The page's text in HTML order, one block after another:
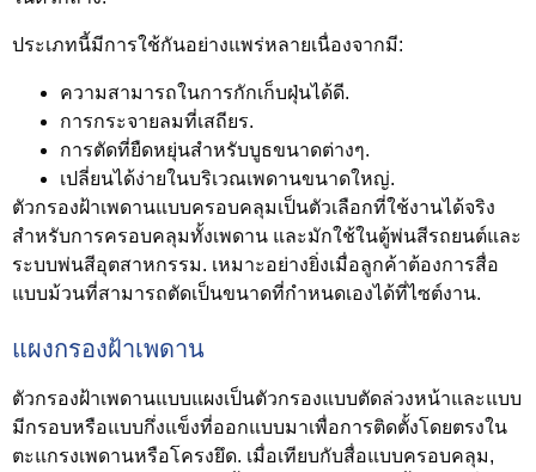
ประเภทนี้มีการใช้กันอย่างแพร่หลายเนื่องจากมี:
ความสามารถในการกักเก็บฝุ่นได้ดี.
การกระจายลมที่เสถียร.
การตัดที่ยืดหยุ่นสำหรับบูธขนาดต่างๆ.
เปลี่ยนได้ง่ายในบริเวณเพดานขนาดใหญ่.
ตัวกรองฝ้าเพดานแบบครอบคลุมเป็นตัวเลือกที่ใช้งานได้จริง
สำหรับการครอบคลุมทั้งเพดาน และมักใช้ในตู้พ่นสีรถยนต์และ
ระบบพ่นสีอุตสาหกรรม. เหมาะอย่างยิ่งเมื่อลูกค้าต้องการสื่อ
แบบม้วนที่สามารถตัดเป็นขนาดที่กำหนดเองได้ที่ไซต์งาน.
แผงกรองฝ้าเพดาน
ตัวกรองฝ้าเพดานแบบแผงเป็นตัวกรองแบบตัดล่วงหน้าและแบบ
มีกรอบหรือแบบกึ่งแข็งที่ออกแบบมาเพื่อการติดตั้งโดยตรงใน
ตะแกรงเพดานหรือโครงยึด. เมื่อเทียบกับสื่อแบบครอบคลุม,